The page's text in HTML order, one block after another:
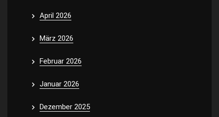
April 2026
März 2026
Februar 2026
Januar 2026
Dezember 2025